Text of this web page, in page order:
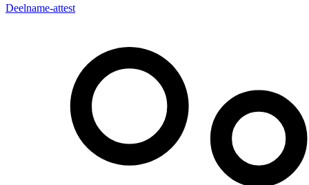
Deelname-attest